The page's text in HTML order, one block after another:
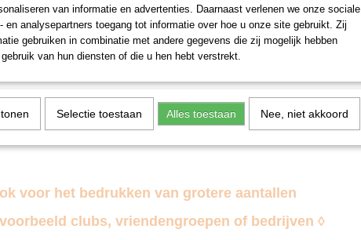
of
in het lettertype en de
voor het bedrukken van grotere aantallen
clubs, vriendengroepen of bedrijven ◊
van informatie en advertenties. Daarnaast verlenen we onze sociale
en analysepartners toegang tot informatie over hoe u onze site gebruikt. Zij
gebruiken in combinatie met andere gegevens die zij mogelijk hebben
van hun diensten of die u hen hebt verstrekt.
Selectie toestaan Alles toestaan Nee, niet akkoord